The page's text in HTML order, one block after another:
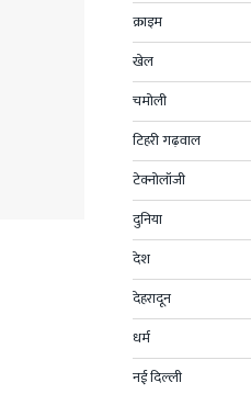
क्राइम
खेल
चमोली
टिहरी गढ़वाल
टेक्नोलॉजी
दुनिया
देश
देहरादून
धर्म
नई दिल्ली